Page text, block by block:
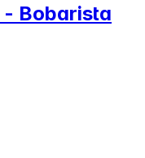
Bobarista